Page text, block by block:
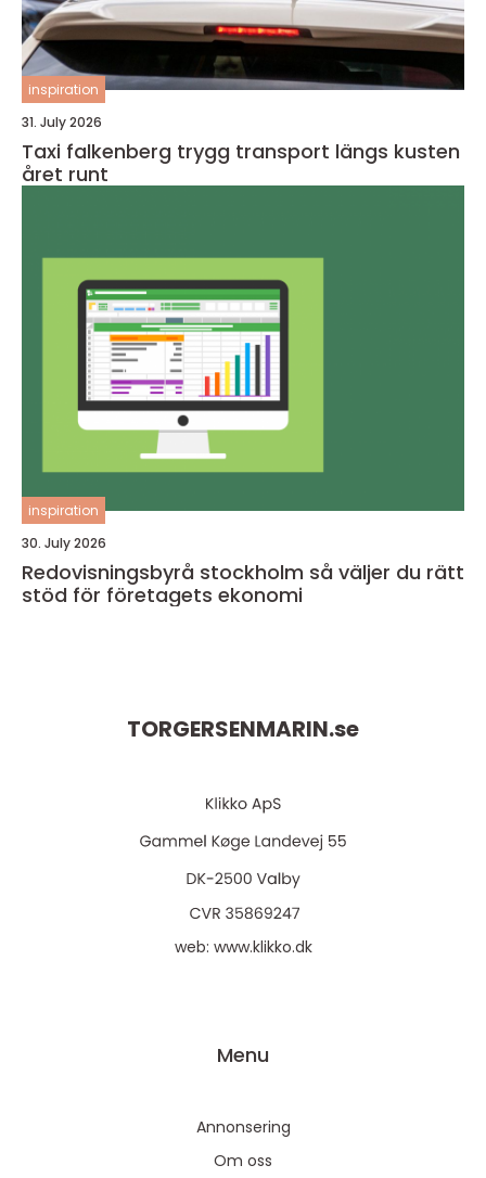
inspiration
31. July 2026
Taxi falkenberg trygg transport längs kusten
året runt
inspiration
30. July 2026
Redovisningsbyrå stockholm så väljer du rätt
stöd för företagets ekonomi
TORGERSENMARIN.se
web: www.klikko.dk
Menu
Annonsering
Om oss